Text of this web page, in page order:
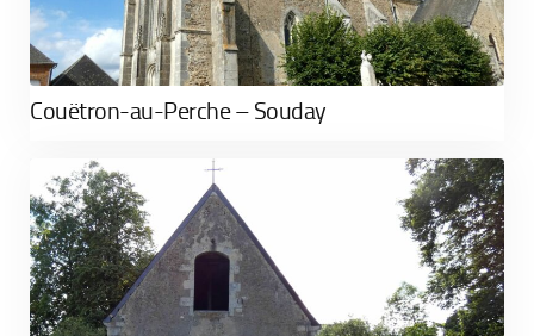
Couëtron-au-Perche – Souday